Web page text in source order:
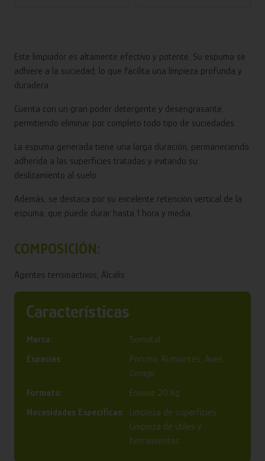
Este limpiador es altamente efectivo y potente. Su espuma se
adhiere a la suciedad, lo que facilita una limpieza profunda y
duradera.
Cuenta con un gran poder detergente y desengrasante,
permitiendo eliminar por completo todo tipo de suciedades.
La espuma generada tiene una larga duración, permaneciendo
adherida a las superficies tratadas y evitando su
deslizamiento al suelo.
Además, se destaca por su excelente retención vertical de la
espuma, que puede durar hasta 1 hora y media.
COMPOSICIÓN:
Agentes tensioactivos, Álcalis
Características
Marca:
Somvital
Especies:
Porcino, Rumiantes, Aves,
Conejo
Formato:
Envase 20 Kg
Necesidades Específicas:
Limpieza de superficies,
Limpieza de útiles y
herramientas